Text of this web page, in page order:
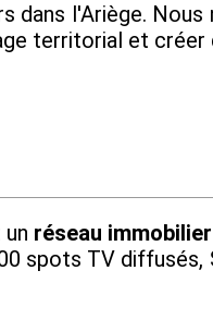
l'Ariège.
territorial et créer
réseau
spots TV diffusés,